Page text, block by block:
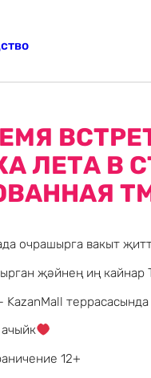
ЛЕТА В
очрашырга вакыт
җәйнең иң кайнар
12+